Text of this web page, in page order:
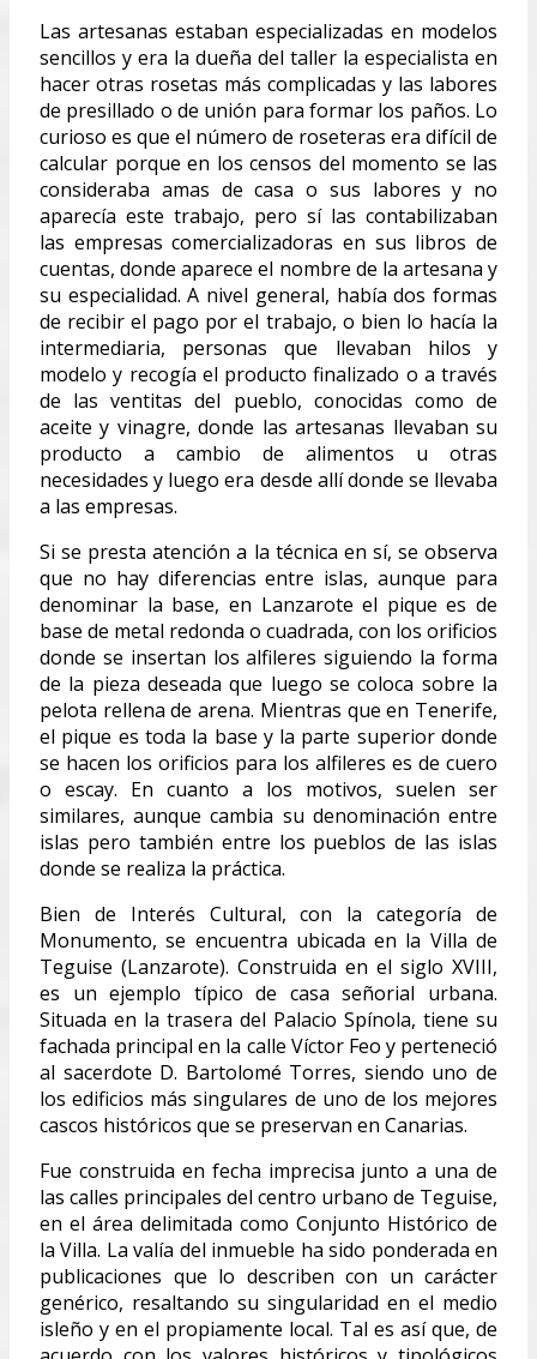
Las artesanas estaban especializadas en modelos
sencillos y era la dueña del taller la especialista en
hacer otras rosetas más complicadas y las labores
de presillado o de unión para formar los paños. Lo
curioso es que el número de roseteras era difícil de
calcular porque en los censos del momento se las
consideraba amas de casa o sus labores y no
aparecía este trabajo, pero sí las contabilizaban
las empresas comercializadoras en sus libros de
cuentas, donde aparece el nombre de la artesana y
su especialidad. A nivel general, había dos formas
de recibir el pago por el trabajo, o bien lo hacía la
intermediaria, personas que llevaban hilos y
modelo y recogía el producto finalizado o a través
de las ventitas del pueblo, conocidas como de
aceite y vinagre, donde las artesanas llevaban su
producto a cambio de alimentos u otras
necesidades y luego era desde allí donde se llevaba
a las empresas.
Si se presta atención a la técnica en sí, se observa
que no hay diferencias entre islas, aunque para
denominar la base, en Lanzarote el pique es de
base de metal redonda o cuadrada, con los orificios
donde se insertan los alfileres siguiendo la forma
de la pieza deseada que luego se coloca sobre la
pelota rellena de arena. Mientras que en Tenerife,
el pique es toda la base y la parte superior donde
se hacen los orificios para los alfileres es de cuero
o escay. En cuanto a los motivos, suelen ser
similares, aunque cambia su denominación entre
islas pero también entre los pueblos de las islas
donde se realiza la práctica.
Bien de Interés Cultural, con la categoría de
Monumento, se encuentra ubicada en la Villa de
Teguise (Lanzarote). Construida en el siglo XVIII,
es un ejemplo típico de casa señorial urbana.
Situada en la trasera del Palacio Spínola, tiene su
fachada principal en la calle Víctor Feo y perteneció
al sacerdote D. Bartolomé Torres, siendo uno de
los edificios más singulares de uno de los mejores
cascos históricos que se preservan en Canarias.
Fue construida en fecha imprecisa junto a una de
las calles principales del centro urbano de Teguise,
en el área delimitada como Conjunto Histórico de
la Villa. La valía del inmueble ha sido ponderada en
publicaciones que lo describen con un carácter
genérico, resaltando su singularidad en el medio
isleño y en el propiamente local. Tal es así que, de